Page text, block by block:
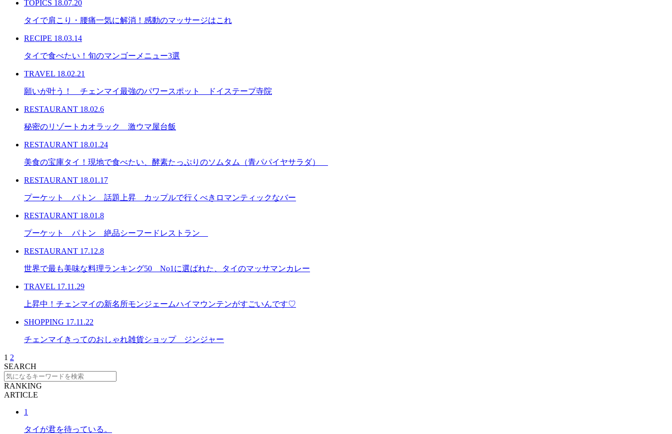
TOPICS 18.07.20
タイで肩こり・腰痛一気に解消！感動のマッサージはこれ
RECIPE 18.03.14
タイで食べたい！旬のマンゴーメニュー3選
TRAVEL 18.02.21
願いが叶う！ チェンマイ最強のパワースポット ドイステープ寺院
RESTAURANT 18.02.6
秘密のリゾートカオラック 激ウマ屋台飯
RESTAURANT 18.01.24
美食の宝庫タイ！現地で食べたい、酵素たっぷりのソムタム（青パパイヤサラダ）
RESTAURANT 18.01.17
プーケット パトン 話題上昇 カップルで行くべきロマンティックなバー
RESTAURANT 18.01.8
プーケット パトン 絶品シーフードレストラン
RESTAURANT 17.12.8
世界で最も美味な料理ランキング50 No1に選ばれた、タイのマッサマンカレー
TRAVEL 17.11.29
上昇中！チェンマイの新名所モンジェームハイマウンテンがすごいんです♡
SHOPPING 17.11.22
チェンマイきってのおしゃれ雑貨ショップ ジンジャー
1 2
SEARCH
RANKING
ARTICLE
1
タイが君を待っている。